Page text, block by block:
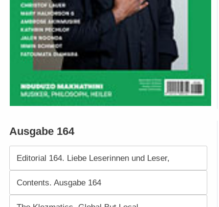
Ausgabe 164
Editorial 164. Liebe Leserinnen und Leser,
Contents. Ausgabe 164